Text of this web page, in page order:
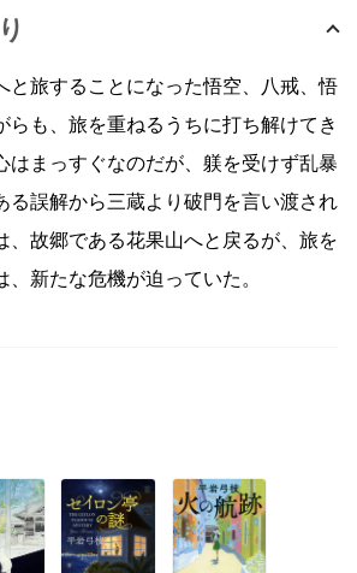
と旅することになった悟空、八戒、悟
らも、旅を重ねるうちに打ち解けてき
はまっすぐなのだが、躾を受けず乱暴
る誤解から三蔵より破門を言い渡され
、故郷である花果山へと戻るが、旅を
、新たな危機が迫っていた。